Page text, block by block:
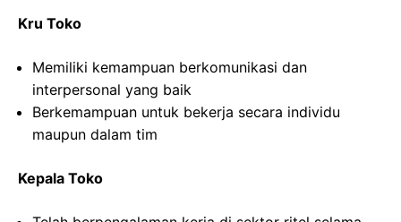
Kru Toko
Memiliki kemampuan berkomunikasi dan
interpersonal yang baik
Berkemampuan untuk bekerja secara individu
maupun dalam tim
Kepala Toko